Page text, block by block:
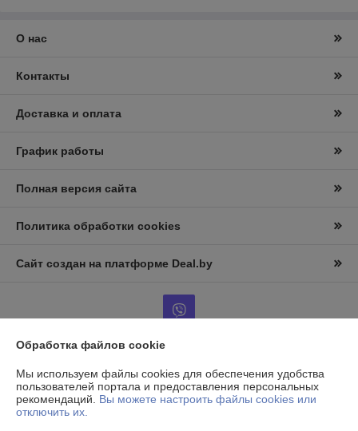
О нас
Контакты
Доставка и оплата
График работы
Полная версия сайта
Политика обработки cookies
Сайт создан на платформе Deal.by
Информация для покупателя
Юридическое лицо:ООО «АльтернативаСервисТорг»
РБ, г.Минск, ул. Уборевича 99
Обработка файлов cookie
Мы используем файлы cookies для обеспечения удобства
пользователей портала и предоставления персональных
рекомендаций. Вы можете настроить файлы cookies или
отключить их.